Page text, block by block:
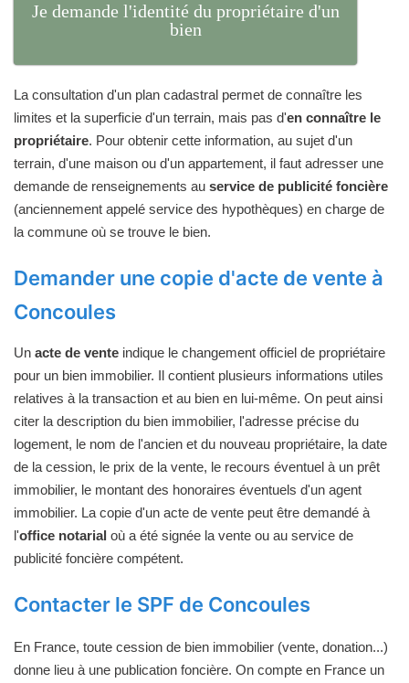
Je demande l'identité du propriétaire d'un
bien
La consultation d'un plan cadastral permet de connaître les
limites et la superficie d'un terrain, mais pas d'en connaître le
propriétaire. Pour obtenir cette information, au sujet d'un
terrain, d'une maison ou d'un appartement, il faut adresser une
demande de renseignements au service de publicité foncière
(anciennement appelé service des hypothèques) en charge de
la commune où se trouve le bien.
Demander une copie d'acte de vente à
Concoules
Un acte de vente indique le changement officiel de propriétaire
pour un bien immobilier. Il contient plusieurs informations utiles
relatives à la transaction et au bien en lui-même. On peut ainsi
citer la description du bien immobilier, l'adresse précise du
logement, le nom de l'ancien et du nouveau propriétaire, la date
de la cession, le prix de la vente, le recours éventuel à un prêt
immobilier, le montant des honoraires éventuels d'un agent
immobilier. La copie d'un acte de vente peut être demandé à
l'office notarial où a été signée la vente ou au service de
publicité foncière compétent.
Contacter le SPF de Concoules
En France, toute cession de bien immobilier (vente, donation...)
donne lieu à une publication foncière. On compte en France un